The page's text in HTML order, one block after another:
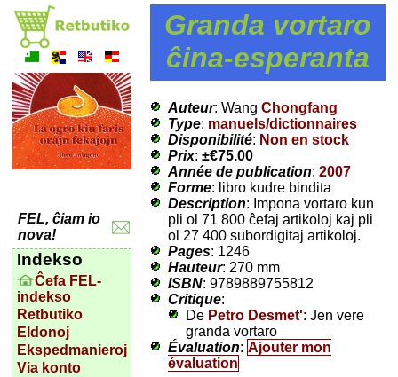
FEL, ĉiam io
nova!
Indekso
Ĉefa FEL-
indekso
Retbutiko
Eldonoj
Ekspedmanieroj
Via konto
Granda vortaro
ĉina-esperanta
Auteur: Wang Chongfang
Type: manuels/dictionnaires
Disponibilité: Non en stock
Prix: ±€75.00
Année de publication: 2007
Forme: libro kudre bindita
Description: Impona vortaro kun
pli ol 71 800 ĉefaj artikoloj kaj pli
ol 27 400 subordigitaj artikoloj.
Pages: 1246
Hauteur: 270 mm
ISBN: 9789889755812
Critique:
De Petro Desmet': Jen vere
granda vortaro
Évaluation: Ajouter mon
évaluation